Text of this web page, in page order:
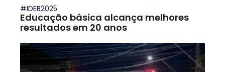
#IDEB2025
Educação básica alcança melhores
resultados em 20 anos